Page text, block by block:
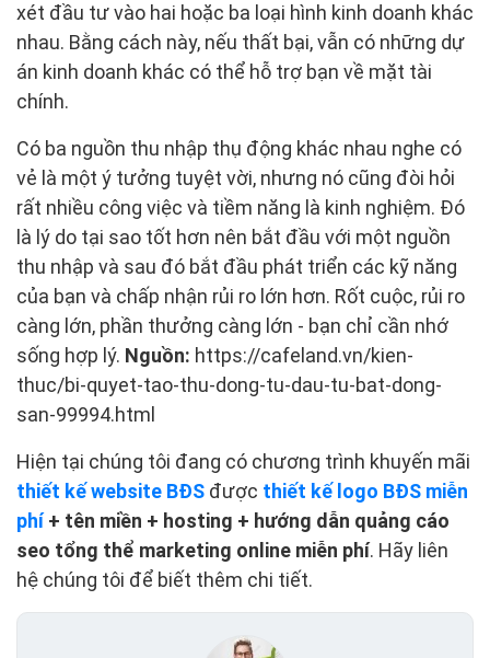
xét đầu tư vào hai hoặc ba loại hình kinh doanh khác
nhau. Bằng cách này, nếu thất bại, vẫn có những dự
án kinh doanh khác có thể hỗ trợ bạn về mặt tài
chính.
Có ba nguồn thu nhập thụ động khác nhau nghe có
vẻ là một ý tưởng tuyệt vời, nhưng nó cũng đòi hỏi
rất nhiều công việc và tiềm năng là kinh nghiệm. Đó
là lý do tại sao tốt hơn nên bắt đầu với một nguồn
thu nhập và sau đó bắt đầu phát triển các kỹ năng
của bạn và chấp nhận rủi ro lớn hơn. Rốt cuộc, rủi ro
càng lớn, phần thưởng càng lớn - bạn chỉ cần nhớ
sống hợp lý. Nguồn: https://cafeland.vn/kien-
thuc/bi-quyet-tao-thu-dong-tu-dau-tu-bat-dong-
san-99994.html
Hiện tại chúng tôi đang có chương trình khuyến mãi
thiết kế website BĐS được thiết kế logo BĐS miễn
phí + tên miền + hosting + hướng dẫn quảng cáo
seo tổng thể marketing online miễn phí. Hãy liên
hệ chúng tôi để biết thêm chi tiết.